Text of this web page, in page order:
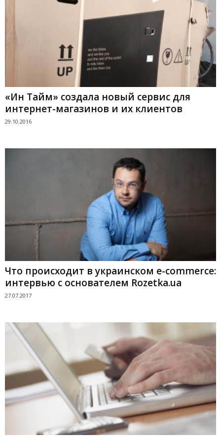
«Ин Тайм» создала новый сервис для
интернет-магазинов и их клиентов
29.10.2016
Что происходит в украинском e-commerce:
интервью с основателем Rozetka.ua
27.07.2017